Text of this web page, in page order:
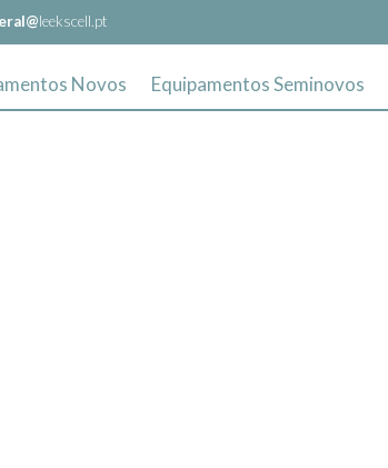
leekscell.pt
Novos Equipamentos Seminovos